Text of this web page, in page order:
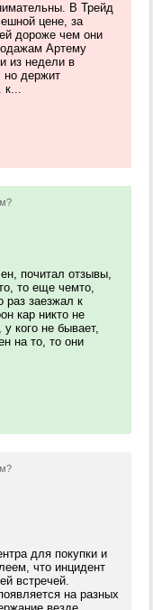
В Трейд
цене, за
дороже чем они
Артему
из недели в
но держит
к...
почитал отзывы,
то еще чемто,
раз заезжал к
кар никто не
кого не бывает,
на то, то они
для покупки и
что инцидент
встречей.
на разных